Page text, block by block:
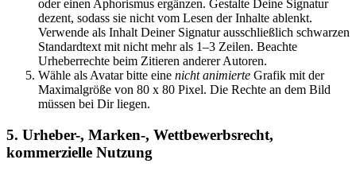
oder einen Aphorismus ergänzen. Gestalte Deine Signatur
dezent, sodass sie nicht vom Lesen der Inhalte ablenkt.
Verwende als Inhalt Deiner Signatur ausschließlich schwarzen
Standardtext mit nicht mehr als 1–3 Zeilen. Beachte
Urheberrechte beim Zitieren anderer Autoren.
Wähle als Avatar bitte eine nicht animierte Grafik mit der
Maximalgröße von 80 x 80 Pixel. Die Rechte an dem Bild
müssen bei Dir liegen.
5. Urheber-, Marken-, Wettbewerbsrecht,
kommerzielle Nutzung